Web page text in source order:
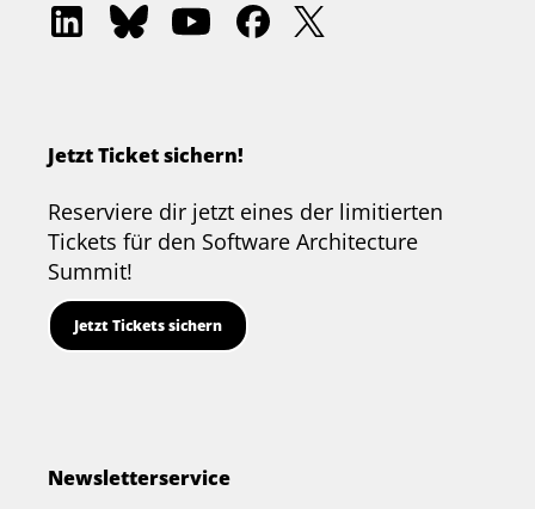
Software
Architecture
Software
Architecture
Software
Architecture
Software
Architecture
Jetzt Ticket sichern!
Reserviere dir jetzt eines der limitierten
Tickets für den Software Architecture
Summit!
Jetzt Tickets sichern
Newsletterservice